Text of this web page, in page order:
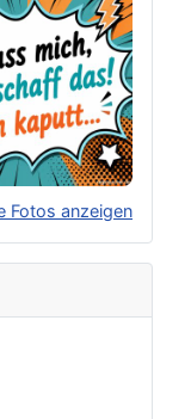
Fotos anzeigen